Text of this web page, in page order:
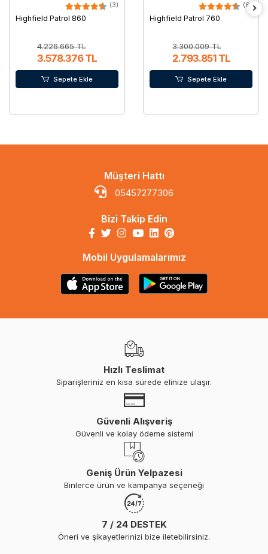
(3)
Highfield Patrol 860
4.226.665 TL
3.578.376 TL
Sepete Ekle
(6)
Highfield Patrol 760
3.300.009 TL
2.793.851 TL
Sepete Ekle
Müşteri Hattı
05457277306
Bizi Takip Edin
Mobil Uygulamalarımız
Hızlı Teslimat
Siparişleriniz en kısa sürede elinize ulaşır.
Güvenli Alışveriş
Güvenli ve kolay ödeme sistemi
Geniş Ürün Yelpazesi
Binlerce ürün ve kampanya seçeneği
7 / 24 DESTEK
Öneri ve şikayetlerinizi bize iletebilirsiniz.